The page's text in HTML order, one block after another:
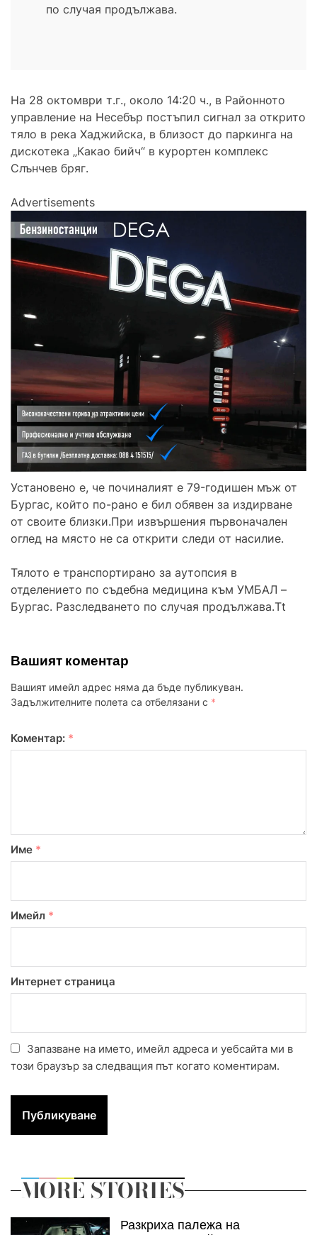
по случая продължава.
На 28 октомври т.г., около 14:20 ч., в Районното
управление на Несебър постъпил сигнал за открито
тяло в река Хаджийска, в близост до паркинга на
дискотека „Какао бийч“ в курортен комплекс
Слънчев бряг.
Advertisements
Установено е, че починалият е 79-годишен мъж от
Бургас, който по-рано е бил обявен за издирване
от своите близки.При извършения първоначален
оглед на място не са открити следи от насилие.
Тялото е транспортирано за аутопсия в
отделението по съдебна медицина към УМБАЛ –
Бургас. Разследването по случая продължава.Tt
Вашият коментар
Вашият имейл адрес няма да бъде публикуван.
Задължителните полета са отбелязани с *
Коментар: *
Име *
Имейл *
Интернет страница
Запазване на името, имейл адреса и уебсайта ми в
този браузър за следващия път когато коментирам.
MORE STORIES
Разкриха палежа на